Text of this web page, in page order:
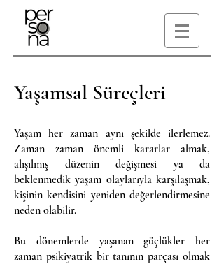
Yaşam her zaman aynı şekilde ilerlemez.
Zaman zaman önemli kararlar almak,
alışılmış düzenin değişmesi ya da
beklenmedik yaşam olaylarıyla karşılaşmak,
kişinin kendisini yeniden değerlendirmesine
neden olabilir.
Bu dönemlerde yaşanan güçlükler her
zaman psikiyatrik bir tanının parçası olmak
Yaşamsal Süreçleri